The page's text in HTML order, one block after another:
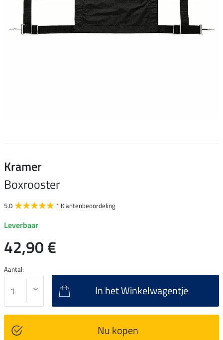
Kramer
Boxrooster
5.0 1 Klantenbeoordeling
Leverbaar
42,90 €
Aantal:
In het Winkelwagentje
Nu kopen